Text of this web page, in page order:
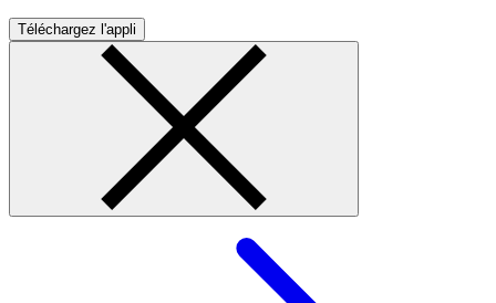
Téléchargez l'appli